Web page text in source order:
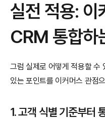
실전 적용: 이
CRM 통합하
그럼 실제로 어떻게 적용할 수
있는 포인트를 이커머스 관점
1. 고객 식별 기준부터